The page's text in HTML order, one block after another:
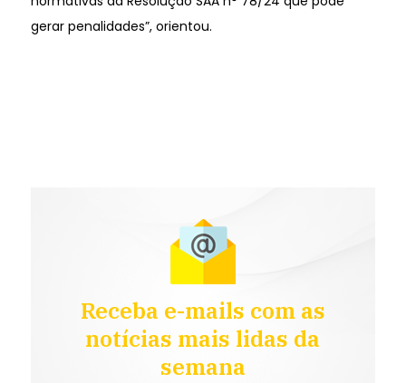
gerar penalidades”, orientou.
Receba e-mails com as
notícias mais lidas da
semana